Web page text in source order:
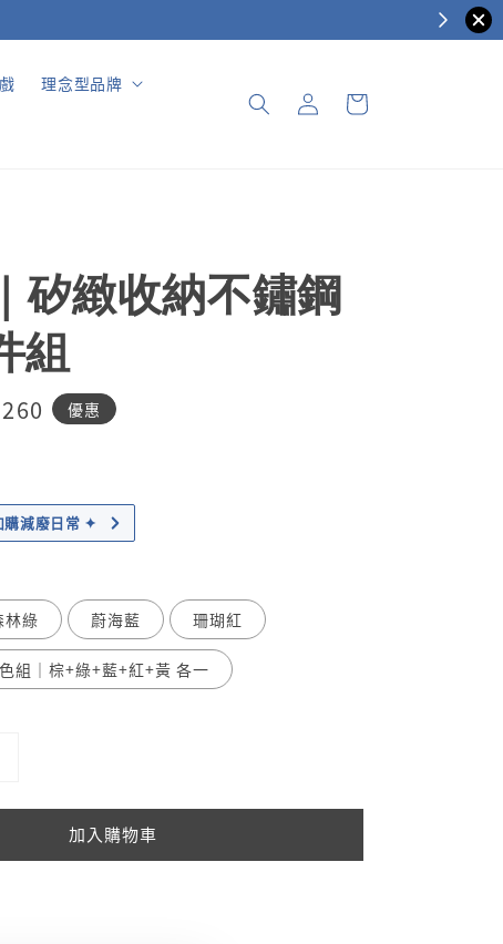
理念型品牌
矽緻收納不鏽鋼
組
優惠
減廢日常 ✦
林綠 蔚海藍 珊瑚紅
組｜棕+綠+藍+紅+黃 各一
加入購物車